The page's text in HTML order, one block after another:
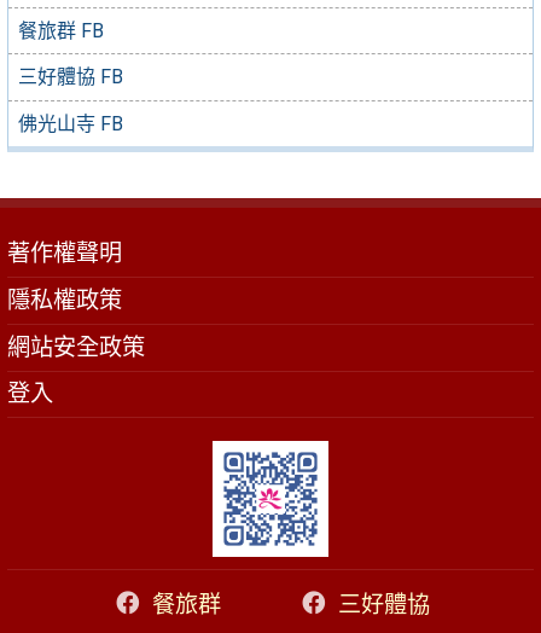
餐旅群 FB
三好體協 FB
佛光山寺 FB
著作權聲明
隱私權政策
網站安全政策
登入
餐旅群 三好體協